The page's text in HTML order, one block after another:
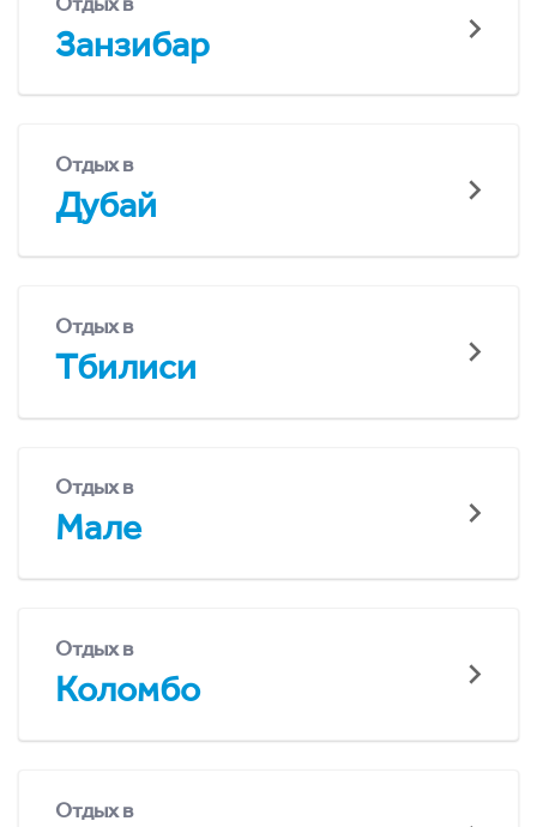
Занзибар
Отдых в
Дубай
Отдых в
Тбилиси
Отдых в
Мале
Отдых в
Коломбо
Отдых в